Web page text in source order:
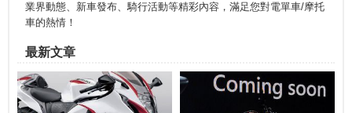
業界動態、新車發布、騎行活動等精彩內容，滿足您對電單車/摩托
車的熱情！
最新文章